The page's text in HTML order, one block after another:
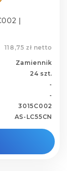
|
118,75 zł netto
Zamiennik
24 szt.
-
-
3015C002
AS-LC55CN